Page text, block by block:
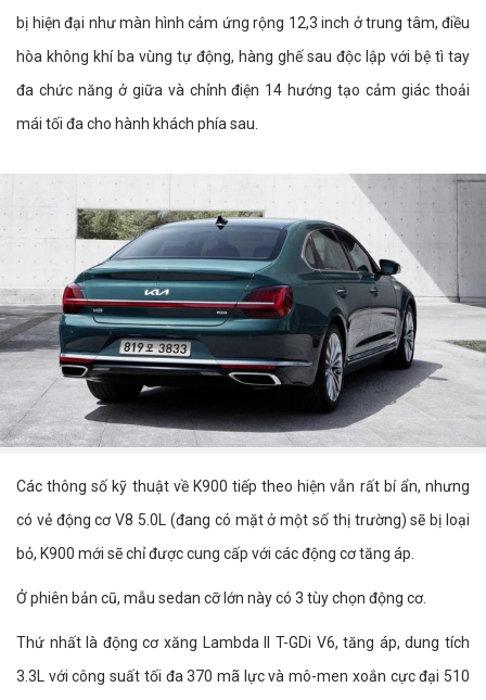
bị hiện đại như màn hình cảm ứng rộng 12,3 inch ở trung tâm, điều
hòa không khí ba vùng tự động, hàng ghế sau độc lập với bệ tì tay
đa chức năng ở giữa và chỉnh điện 14 hướng tạo cảm giác thoải
mái tối đa cho hành khách phía sau.
Các thông số kỹ thuật về K900 tiếp theo hiện vẫn rất bí ẩn, nhưng
có vẻ động cơ V8 5.0L (đang có mặt ở một số thị trường) sẽ bị loại
bỏ, K900 mới sẽ chỉ được cung cấp với các động cơ tăng áp.
Ở phiên bản cũ, mẫu sedan cỡ lớn này có 3 tùy chọn động cơ.
Thứ nhất là động cơ xăng Lambda II T-GDi V6, tăng áp, dung tích
3.3L với công suất tối đa 370 mã lực và mô-men xoắn cực đại 510